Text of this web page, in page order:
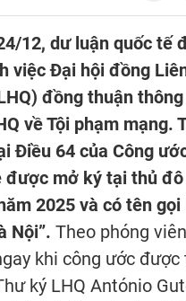
12, dư luận quốc tế
việc Đại hội đồng
đồng thuận
về Tội phạm mạng.
Điều 64 của Công
được mở ký tại thủ
2025 và có tên gọi
Nội”. Theo phóng
khi công ước được
ký LHQ António